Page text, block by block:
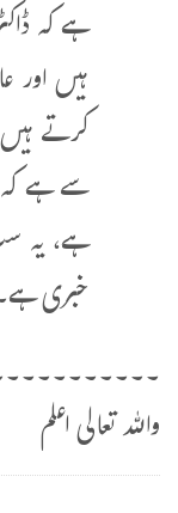
ہے کہ
ہیں اور
کرتے
سے ہے
ہے، یہ
خبری
واللہ تعالی اعلم